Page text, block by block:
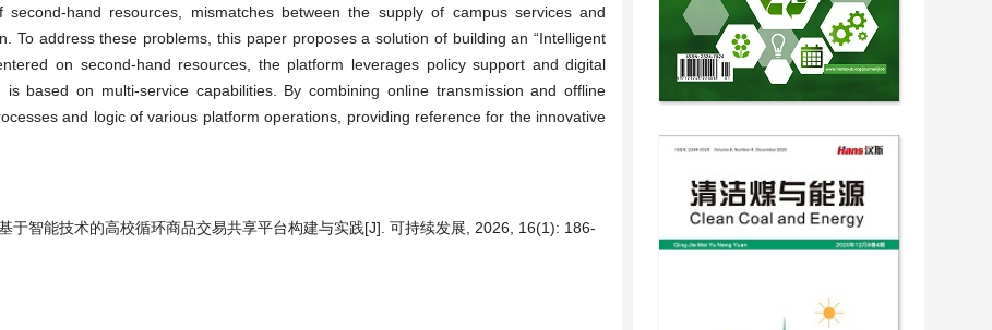
hand resources, mismatches between the supply of campus services and
To address these problems, this paper proposes a solution of building an “Intelligent
on second-hand resources, the platform leverages policy support and digital
based on multi-service capabilities. By combining online transmission and offline
and logic of various platform operations, providing reference for the innovative
于智能技术的高校循环商品交易共享平台构建与实践[J]. 可持续发展, 2026, 16(1): 186-